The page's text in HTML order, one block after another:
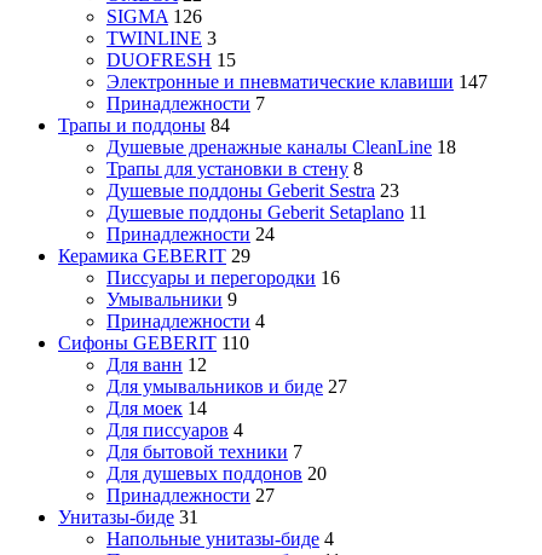
SIGMA 126
TWINLINE 3
DUOFRESH 15
Электронные и пневматические клавиши 147
Принадлежности 7
Трапы и поддоны 84
Душевые дренажные каналы CleanLine 18
Трапы для установки в стену 8
Душевые поддоны Geberit Sestra 23
Душевые поддоны Geberit Setaplano 11
Принадлежности 24
Керамика GEBERIT 29
Писсуары и перегородки 16
Умывальники 9
Принадлежности 4
Сифоны GEBERIT 110
Для ванн 12
Для умывальников и биде 27
Для моек 14
Для писсуаров 4
Для бытовой техники 7
Для душевых поддонов 20
Принадлежности 27
Унитазы-биде 31
Напольные унитазы-биде 4